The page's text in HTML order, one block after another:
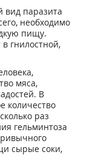
вид паразита
необходимо
пищу.
гнилостной,
мяса,
В
количество
раз
гельминтоза
сырые соки,